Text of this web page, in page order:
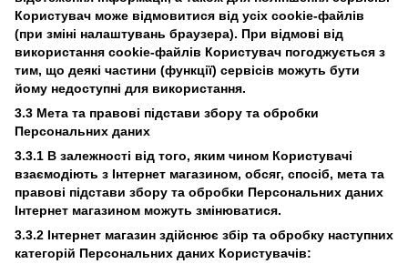
Користувач може відмовитися від усіх cookie-файлів
(при зміні налаштувань браузера). При відмові від
використання cookie-файлів Користувач погоджується з
тим, що деякі частини (функції) сервісів можуть бути
йому недоступні для використання.
3.3 Мета та правові підстави збору та обробки
Персональних даних
3.3.1 В залежності від того, яким чином Користувачі
взаємодіють з Інтернет магазином, обсяг, спосіб, мета та
правові підстави збору та обробки Персональних даних
Інтернет магазином можуть змінюватися.
3.3.2 Інтернет магазин здійснює збір та обробку наступних
категорій Персональних даних Користувачів: